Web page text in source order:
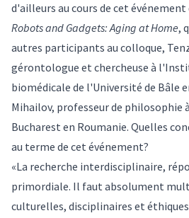
d'ailleurs au cours de cet
Robots and Gadgets: Aging at Home,
autres participants au colloque,
gérontologue et chercheuse à
biomédicale de l'Université de Bâle
Mihailov, professeur de philosophie
Bucharest en Roumanie. Quelles
au terme de cet événement?
«La recherche interdisciplinaire,
primordiale. Il faut absolument
culturelles, disciplinaires et